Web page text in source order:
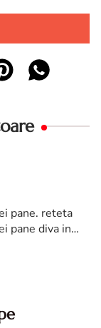
pane. reteta
pane diva in